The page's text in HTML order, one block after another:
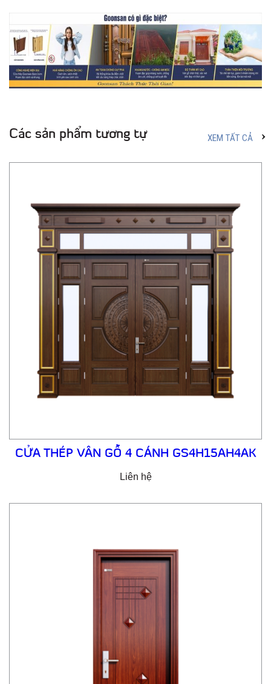
Các sản phẩm tương tự XEM TẤT CẢ
CỬA THÉP VÂN GỖ 4 CÁNH GS4H15AH4AK
Liên hệ